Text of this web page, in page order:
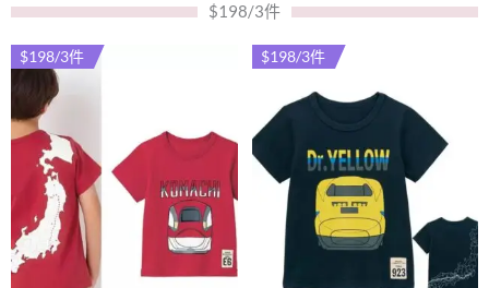
$198/3件
$198/3件
多
種
式。
$198/3件
多
種
款
式。